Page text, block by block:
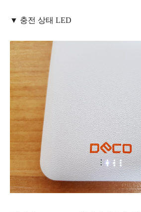
▼ 충전 상태 LED